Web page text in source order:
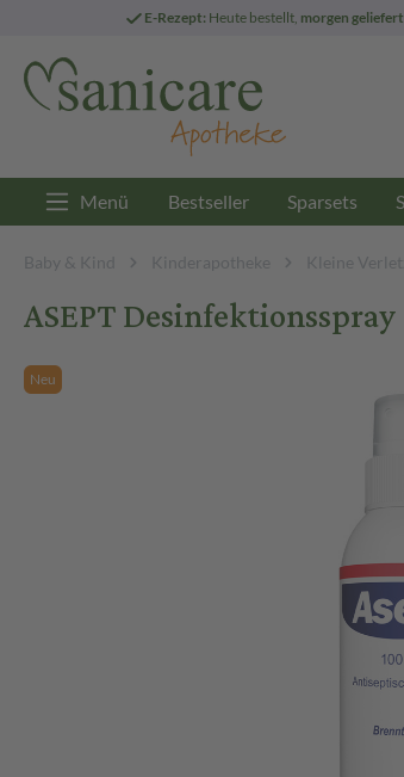
E-Rezept: Heute bestellt, morgen geliefert
Menü Bestseller Sparsets
Baby & Kind Kinderapotheke Kleine
ASEPT
Neu